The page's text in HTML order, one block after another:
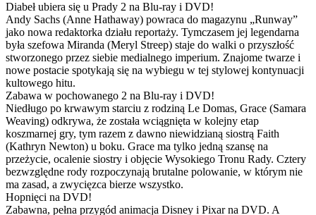
Diabeł ubiera się u Prady 2 na Blu-ray i DVD!
Andy Sachs (Anne Hathaway) powraca do magazynu „Runway”
jako nowa redaktorka działu reportaży. Tymczasem jej legendarna
była szefowa Miranda (Meryl Streep) staje do walki o przyszłość
stworzonego przez siebie medialnego imperium. Znajome twarze i
nowe postacie spotykają się na wybiegu w tej stylowej kontynuacji
kultowego hitu.
Zabawa w pochowanego 2 na Blu-ray i DVD!
Niedługo po krwawym starciu z rodziną Le Domas, Grace (Samara
Weaving) odkrywa, że została wciągnięta w kolejny etap
koszmarnej gry, tym razem z dawno niewidzianą siostrą Faith
(Kathryn Newton) u boku. Grace ma tylko jedną szansę na
przeżycie, ocalenie siostry i objęcie Wysokiego Tronu Rady. Cztery
bezwzględne rody rozpoczynają brutalne polowanie, w którym nie
ma zasad, a zwycięzca bierze wszystko.
Hopnięci na DVD!
Zabawna, pełna przygód animacja Disney i Pixar na DVD. A